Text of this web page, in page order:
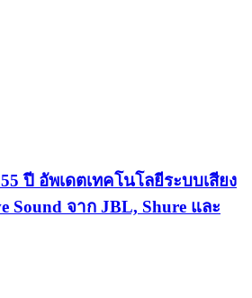
ปี อัพเดตเทคโนโลยีระบบเสียง
Sound จาก JBL, Shure และ